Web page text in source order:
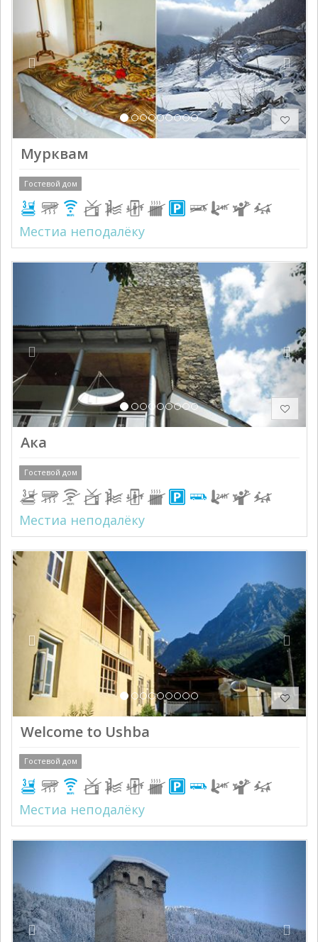
Мурквам
Гостевой дом
Местиа неподалёку
Previous Next
Ака
Гостевой дом
Местиа неподалёку
Previous
Welcome to Ushba
Гостевой дом
Местиа неподалёку